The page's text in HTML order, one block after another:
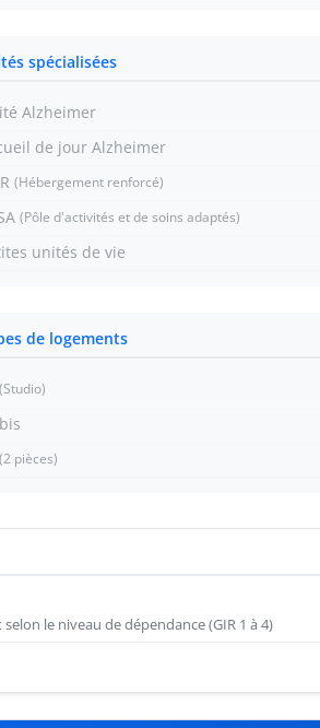
spécialisées
Alzheimer
de jour Alzheimer
(Hébergement renforcé)
(Pôle d'activités et de soins adaptés)
unités de vie
de logements
(Studio)
(2 pièces)
le niveau de dépendance (GIR 1 à 4)